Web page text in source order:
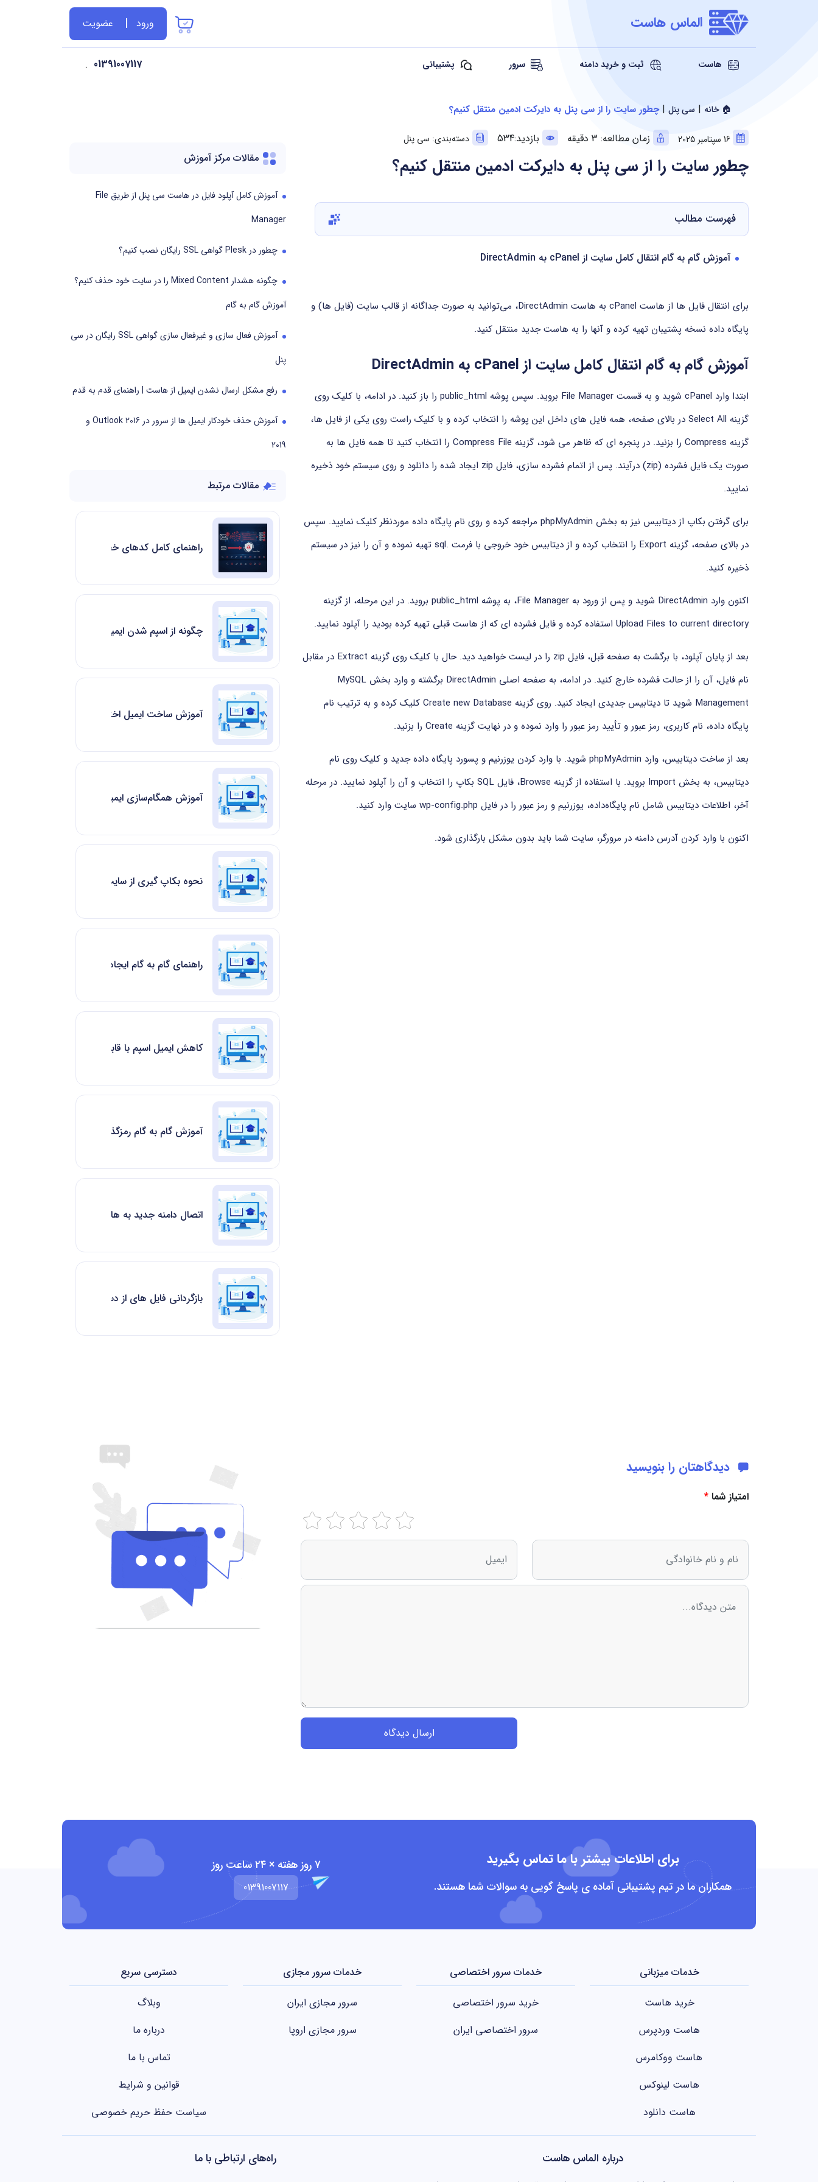
الماس هاست ورود عضویت
هاست ثبت و خرید دامنه سرور پشتیبانی 01391007117
🏠 خانه | سی پنل |چطور سایت را از سی پنل به دایرکت ادمین منتقل کنیم؟
16 سپتامبر 2025 زمان مطالعه: 3 دقیقه بازدید:534 دسته‌بندی: سی پنل
چطور سایت را از سی پنل به دایرکت ادمین منتقل کنیم؟
فهرست مطالب
آموزش گام به گام انتقال کامل سایت از cPanel به DirectAdmin
برای انتقال فایل ها از هاست cPanel به هاست DirectAdmin، می‌توانید به صورت جداگانه از قالب سایت (فایل ها) و
پایگاه داده نسخه پشتیبان تهیه کرده و آنها را به هاست جدید منتقل کنید.
آموزش گام به گام انتقال کامل سایت از cPanel به DirectAdmin
ابتدا وارد cPanel شوید و به قسمت File Manager بروید. سپس پوشه public_html را باز کنید. در ادامه، با کلیک روی
گزینه Select All در بالای صفحه، همه فایل های داخل این پوشه را انتخاب کرده و با کلیک راست روی یکی از فایل ها،
گزینه Compress را بزنید. در پنجره ای که ظاهر می شود، گزینه Compress File را انتخاب کنید تا همه فایل ها به
صورت یک فایل فشرده (zip) درآیند. پس از اتمام فشرده‌ سازی، فایل zip ایجاد شده را دانلود و روی سیستم خود ذخیره
نمایید.
برای گرفتن بکاپ از دیتابیس نیز به بخش phpMyAdmin مراجعه کرده و روی نام پایگاه داده موردنظر کلیک نمایید. سپس
در بالای صفحه، گزینه Export را انتخاب کرده و از دیتابیس خود خروجی با فرمت .sql تهیه نموده و آن را نیز در سیستم
ذخیره کنید.
اکنون وارد DirectAdmin شوید و پس از ورود به File Manager، به پوشه public_html بروید. در این مرحله، از گزینه
Upload Files to current directory استفاده کرده و فایل فشرده ای که از هاست قبلی تهیه کرده بودید را آپلود نمایید.
بعد از پایان آپلود، با برگشت به صفحه قبل، فایل zip را در لیست خواهید دید. حال با کلیک روی گزینه Extract در مقابل
نام فایل، آن را از حالت فشرده خارج کنید. در ادامه، به صفحه اصلی DirectAdmin برگشته و وارد بخش MySQL
Management شوید تا دیتابیس جدیدی ایجاد کنید. روی گزینه Create new Database کلیک کرده و به ترتیب نام
پایگاه داده، نام کاربری، رمز عبور و تأیید رمز عبور را وارد نموده و در نهایت گزینه Create را بزنید.
بعد از ساخت دیتابیس، وارد phpMyAdmin شوید. با وارد کردن یوزرنیم و پسورد پایگاه داده جدید و کلیک روی نام
دیتابیس، به بخش Import بروید. با استفاده از گزینه Browse، فایل SQL بکاپ را انتخاب و آن را آپلود نمایید. در مرحله
آخر، اطلاعات دیتابیس شامل نام پایگاه‌داده، یوزرنیم و رمز عبور را در فایل wp-config.php سایت وارد کنید.
اکنون با وارد کردن آدرس دامنه در مرورگر، سایت شما باید بدون مشکل بارگذاری شود.
مقالات مرکز آموزش
آموزش کامل آپلود فایل در هاست سی پنل از طریق File
Manager
چطور در Plesk گواهی SSL رایگان نصب کنیم؟
چگونه هشدار Mixed Content را در سایت خود حذف کنیم؟
آموزش گام به گام
آموزش فعال سازی و غیرفعال سازی گواهی SSL رایگان در سی
پنل
رفع مشکل ارسال نشدن ایمیل از هاست | راهنمای قدم به قدم
آموزش حذف خودکار ایمیل ها از سرور در Outlook 2016 و
2019
مقالات مرتبط
راهنمای کامل کدهای خطای SMTP و دلایل بازگشت ایمیل
چگونه از اسپم شدن ایمیل های ارسالی جلوگیری
آموزش ساخت ایمیل اختصاصی در سی پنل|cpanel Webmail
آموزش همگام‌سازی ایمیل‌ هاست با Yahoo Mail بدون دردسر
نحوه بکاپ گیری از سایت در سی پنل| Cpanel Backup
راهنمای گام به گام ایجاد کرون جاب در cPanel
کاهش ایمیل اسپم با قابلیت Greylisting در سی پنل
آموزش گام به گام رمزگذاری پوشه ها در سی پنل
اتصال دامنه جدید به هاست در چند دقیقه با Park Domain
بازگردانی فایل های از دست رفته در هاست با File and Directory Restoration
دیدگاهتان را بنویسید
امتیاز شما *
ارسال دیدگاه
برای اطلاعات بیشتر با ما تماس بگیرید
همکاران ما در تیم پشتیبانی آماده ی پاسخ گویی به سوالات شما هستند.
۷ روز هفته × ۲۴ ساعت روز
01391007117
خدمات میزبانی
خرید هاست
هاست وردپرس
هاست ووکامرس
هاست لینوکس
هاست دانلود
خدمات سرور اختصاصی
خرید سرور اختصاصی
سرور اختصاصی ایران
خدمات سرور مجازی
سرور مجازی ایران
سرور مجازی اروپا
دسترسی سریع
وبلاگ
درباره ما
تماس با ما
قوانین و شرایط
سیاست حفظ حریم خصوصی
درباره الماس هاست راه‌های ارتباطی با ما